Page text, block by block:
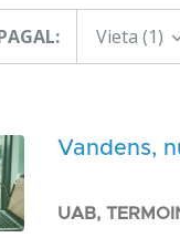
Vieta (1)
Vandens,
UAB,